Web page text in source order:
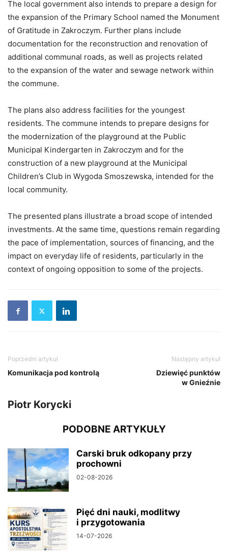
The local government also intends to prepare a design for
the expansion of the Primary School named the Monument
of Gratitude in Zakroczym. Further plans include
documentation for the reconstruction and renovation of
additional communal roads, as well as projects related
to the expansion of the water and sewage network within
the commune.
The plans also address facilities for the youngest
residents. The commune intends to prepare designs for
the modernization of the playground at the Public
Municipal Kindergarten in Zakroczym and for the
construction of a new playground at the Municipal
Children’s Club in Wygoda Smoszewska, intended for the
local community.
The presented plans illustrate a broad scope of intended
investments. At the same time, questions remain regarding
the pace of implementation, sources of financing, and the
impact on everyday life of residents, particularly in the
context of ongoing opposition to some of the projects.
Poprzedni artykuł
Komunikacja pod kontrolą
Następny artykuł
Dziewięć punktów
w Gnieźnie
Piotr Korycki
PODOBNE ARTYKUŁY
Carski bruk odkopany przy
prochowni
02-08-2026
Pięć dni nauki, modlitwy
i przygotowania
14-07-2026